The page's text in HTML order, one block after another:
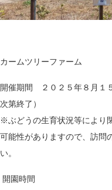
カームツリーファーム
開催期間 ２０２５年８月１
次第終了）
※ぶどうの生育状況等により
可能性がありますので、訪問
い。
開園時間